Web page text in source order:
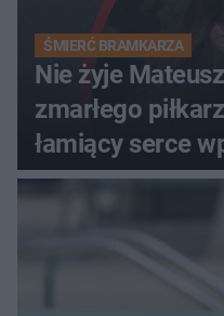
ŚMIERĆ BRAMKARZA
Nie żyje
zmarłego
łamiący serce